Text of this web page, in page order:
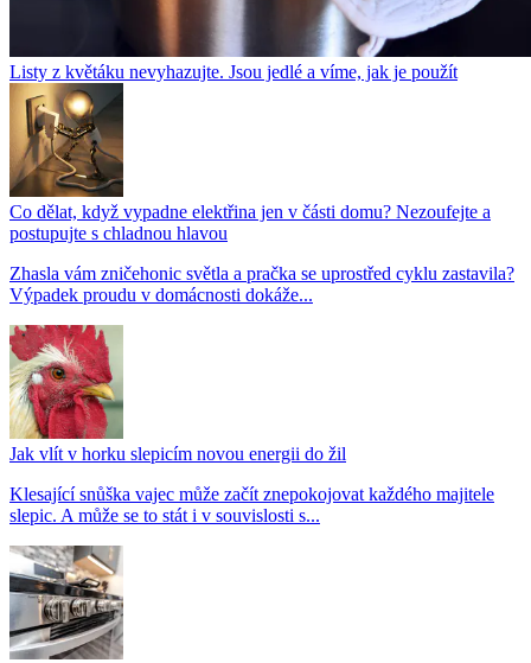
Listy z květáku nevyhazujte. Jsou jedlé a víme, jak je použít
Co dělat, když vypadne elektřina jen v části domu? Nezoufejte a
postupujte s chladnou hlavou
Zhasla vám zničehonic světla a pračka se uprostřed cyklu zastavila?
Výpadek proudu v domácnosti dokáže...
Jak vlít v horku slepicím novou energii do žil
Klesající snůška vajec může začít znepokojovat každého majitele
slepic. A může se to stát i v souvislosti s...